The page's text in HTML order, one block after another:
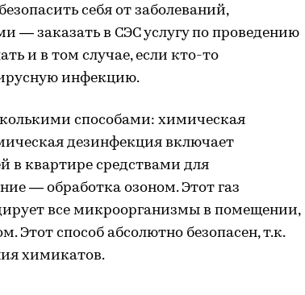
себя от заболеваний,
— заказать в СЭС услугу по проведению
и в том случае, если кто-то
инфекцию.
способами: химическая
дезинфекция включает
в квартире средствами для
— обработка озоном. Этот газ
все микроорганизмы в помещении,
Этот способ абсолютно безопасен, т.к.
химикатов.